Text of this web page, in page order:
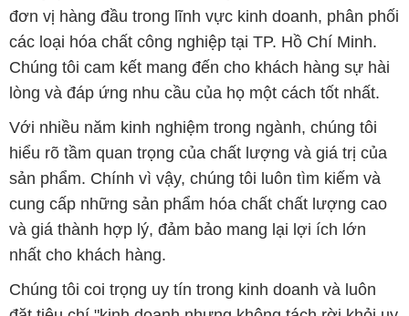
đơn vị hàng đầu trong lĩnh vực kinh doanh, phân phối
các loại hóa chất công nghiệp tại TP. Hồ Chí Minh.
Chúng tôi cam kết mang đến cho khách hàng sự hài
lòng và đáp ứng nhu cầu của họ một cách tốt nhất.
Với nhiều năm kinh nghiệm trong ngành, chúng tôi
hiểu rõ tầm quan trọng của chất lượng và giá trị của
sản phẩm. Chính vì vậy, chúng tôi luôn tìm kiếm và
cung cấp những sản phẩm hóa chất chất lượng cao
và giá thành hợp lý, đảm bảo mang lại lợi ích lớn
nhất cho khách hàng.
Chúng tôi coi trọng uy tín trong kinh doanh và luôn